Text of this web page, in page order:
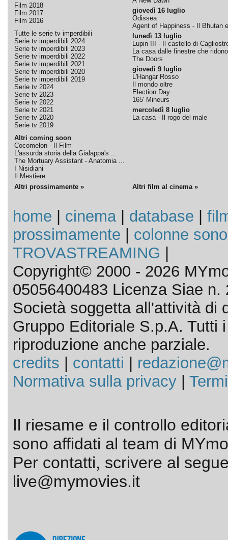
Film 2018
Film 2017
Film 2016
Tutte le serie tv imperdibili
Serie tv imperdibili 2024
Serie tv imperdibili 2023
Serie tv imperdibili 2022
Serie tv imperdibili 2021
Serie tv imperdibili 2020
Serie tv imperdibili 2019
Serie tv 2024
Serie tv 2023
Serie tv 2022
Serie tv 2021
Serie tv 2020
Serie tv 2019
Altri coming soon
Cocomelon - Il Film
L'assurda storia della Gialappa's ...
The Mortuary Assistant - Anatomia ...
I Nisidiani
Il Mestiere
giovedì 16 luglio
Odissea
Agent of Happiness - Il Bhutan
lunedì 13 luglio
Lupin III - Il castello di
La casa dalle finestre che ridono
The Doors
giovedì 9 luglio
L'Hangar Rosso
Il mondo oltre
Election Day
165' Mineurs
mercoledì 8 luglio
La casa - Il rogo del male
Altri prossimamente » Altri film al cinema »
home cinema| database
prossimamente
colonne
TROVASTREAMING
Copyright© 2000 - 2026
05056400483 Licenza Siae n.
Società soggetta all'attività di
Gruppo Editoriale S.p.A. Tutti
riproduzione anche parziale.
credits
contatti
Normativa sulla privacy|
Il riesame e il controllo
sono affidati al team di
Per contatti, scrivere al
live@mymovies.it